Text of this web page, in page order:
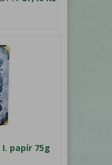
I. papír 75g